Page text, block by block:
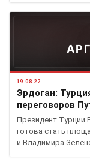
19.08.22
Эрдоган:
переговоров
Президент Турции
готова стать
и Владимира